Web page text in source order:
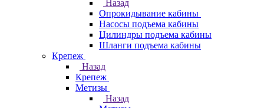
Назад
Опрокидывание кабины
Насосы подъема кабины
Цилиндры подъема кабины
Шланги подъема кабины
Крепеж
Назад
Крепеж
Метизы
Назад